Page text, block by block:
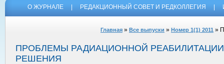
О ЖУРНАЛЕ РЕДАКЦИОННЫЙ СОВЕТ И РЕДКОЛЛЕГИЯ
Главная » Все выпуски » Номер 1(1) 2011 »
ПРОБЛЕМЫ РАДИАЦИОННОЙ
РЕШЕНИЯ